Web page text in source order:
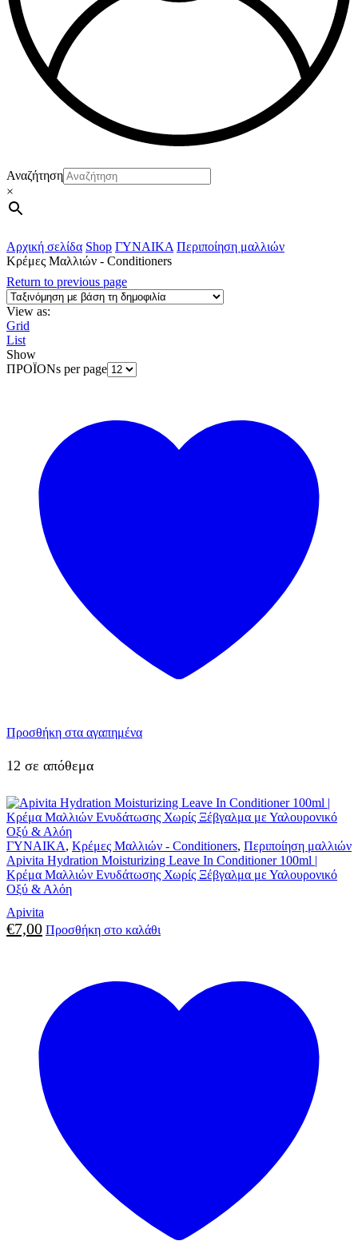
Αναζήτηση
×
Αρχική σελίδα Shop ΓΥΝΑΙΚΑ Περιποίηση μαλλιών
Κρέμες Μαλλιών - Conditioners
Return to previous page
View as:
Grid
List
Show
ΠΡΟΪΟΝs per page
Προσθήκη στα αγαπημένα
12 σε απόθεμα
ΓΥΝΑΙΚΑ, Κρέμες Μαλλιών - Conditioners, Περιποίηση μαλλιών
Apivita Hydration Moisturizing Leave In Conditioner 100ml |
Κρέμα Μαλλιών Ενυδάτωσης Χωρίς Ξέβγαλμα με Υαλουρονικό
Οξύ & Αλόη
Apivita
€7,00 Προσθήκη στο καλάθι